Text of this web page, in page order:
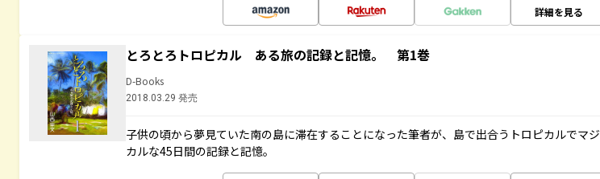
詳細を見る
とろとろトロピカル ある旅の記録と記憶。 第1巻
D-Books
2018.03.29 発売
子供の頃から夢見ていた南の島に滞在することになった筆者が、島で出合うトロピカルでマジ
カルな45日間の記録と記憶。